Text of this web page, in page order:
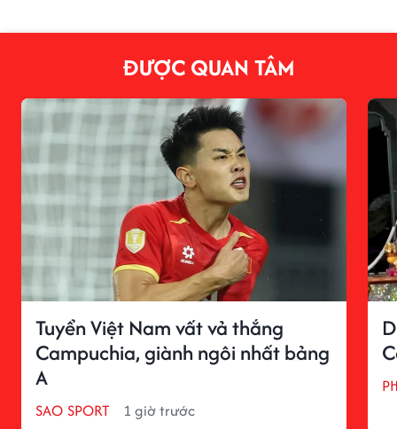
ĐƯỢC QUAN TÂM
Tuyển Việt Nam vất vả thắng
Campuchia, giành ngôi nhất bảng
A
SAO SPORT 1 giờ trước